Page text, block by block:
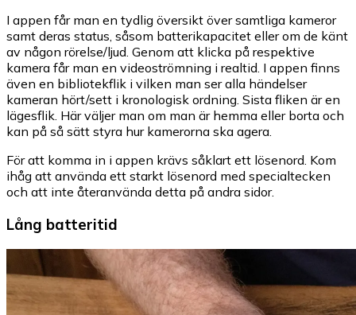
I appen får man en tydlig översikt över samtliga kameror
samt deras status, såsom batterikapacitet eller om de känt
av någon rörelse/ljud. Genom att klicka på respektive
kamera får man en videoströmning i realtid. I appen finns
även en bibliotekflik i vilken man ser alla händelser
kameran hört/sett i kronologisk ordning. Sista fliken är en
lägesflik. Här väljer man om man är hemma eller borta och
kan på så sätt styra hur kamerorna ska agera.
För att komma in i appen krävs såklart ett lösenord. Kom
ihåg att använda ett starkt lösenord med specialtecken
och att inte återanvända detta på andra sidor.
Lång batteritid